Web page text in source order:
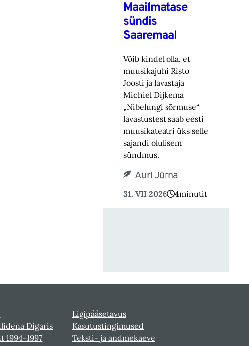
Maailmatase
sündis
Saaremaal
Võib kindel olla, et
muusikajuhi Risto
Joosti ja lavastaja
Michiel Dijkema
„Nibelungi sõrmuse“
lavastustest saab eesti
muusikateatri üks selle
sajandi olulisem
sündmus.
Auri Jürna
31. VII 2026 4minutit
Digaris
1994-1997
Ligipääsetavus
Kasutustingimused
Teksti- ja andmekaeve